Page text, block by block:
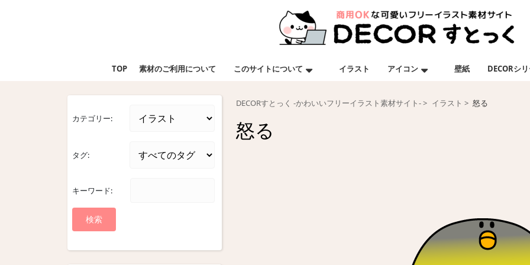
TOP 素材のご利用について このサイトについて イラスト アイコン 壁紙 DECORシ
カテゴリー:
タグ:
キーワード:
DECORすとっく -かわいいフリーイラスト素材サイト- イラスト 怒る
怒る